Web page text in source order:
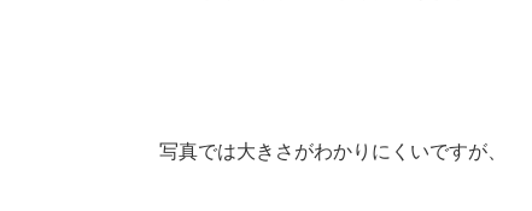
写真では大きさがわかりにくいですが、